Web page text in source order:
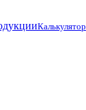
Калькулятор